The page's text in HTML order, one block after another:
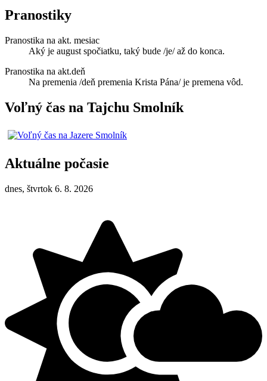
Pranostiky
Pranostika na akt. mesiac
Aký je august spočiatku, taký bude /je/ až do konca.
Pranostika na akt.deň
Na premenia /deň premenia Krista Pána/ je premena vôd.
Voľný čas na Tajchu Smolník
Aktuálne počasie
dnes, štvrtok 6. 8. 2026